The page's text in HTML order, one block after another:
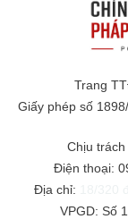
Trang
Giấy phép số
Chịu
Điện thoại:
Địa chỉ:
VPGD: Số